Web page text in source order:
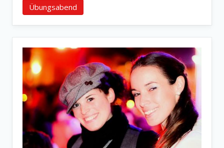
Übungsabend